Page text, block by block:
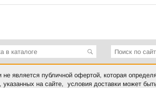
является публичной офертой, которая
указанных на сайте, условия доставки может